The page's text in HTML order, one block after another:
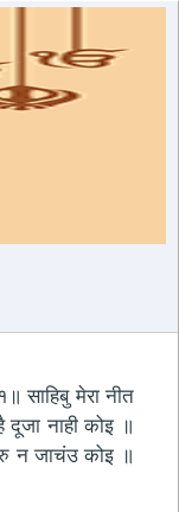
साहिबु मेरा नीत
नाही कोइ ॥
न जाचंउ कोइ ॥